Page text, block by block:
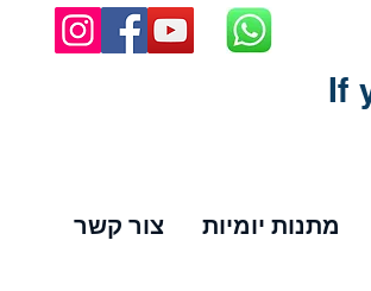
If
צור קשר מתנות יומיות